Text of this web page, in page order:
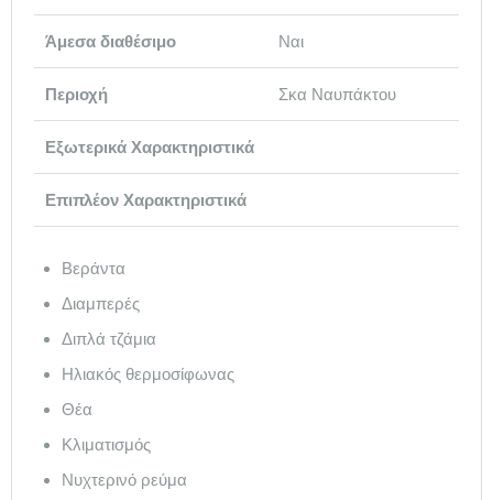
Άμεσα διαθέσιμο Ναι
Περιοχή Σκα Ναυπάκτου
Εξωτερικά Χαρακτηριστικά
Επιπλέον Χαρακτηριστικά
Βεράντα
Διαμπερές
Διπλά τζάμια
Ηλιακός θερμοσίφωνας
Θέα
Κλιματισμός
Νυχτερινό ρεύμα